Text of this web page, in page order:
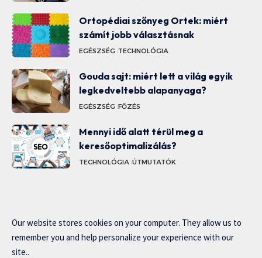
Ortopédiai szőnyeg Ortek: miért
számít jobb választásnak
EGÉSZSÉG TECHNOLÓGIA
Gouda sajt: miért lett a világ egyik
legkedveltebb alapanyaga?
EGÉSZSÉG FŐZÉS
Mennyi idő alatt térül meg a
keresőoptimalizálás?
TECHNOLÓGIA ÚTMUTATÓK
Our website stores cookies on your computer. They allow us to
remember you and help personalize your experience with our
site..